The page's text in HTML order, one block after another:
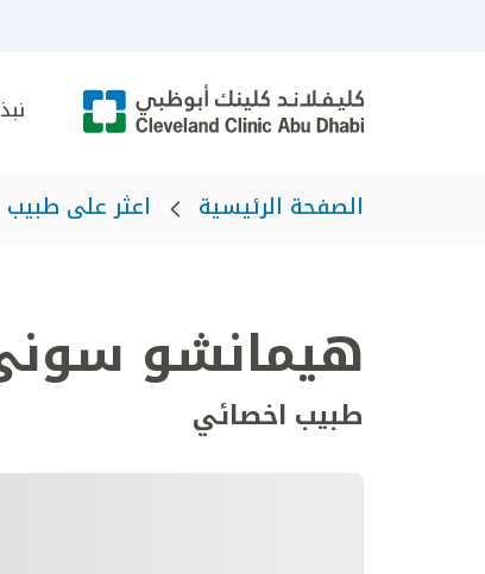
الصفحة الرئيسية اعثر على طبيب
هيمانشو
طبيب اخصائي